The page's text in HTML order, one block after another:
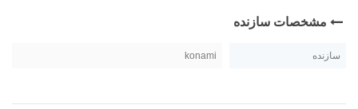
مشخصات سازنده
سازنده konami